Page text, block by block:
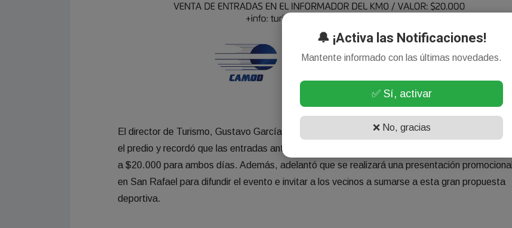
El director de Turismo, Gustavo García, destacó que ya comenzaron las tareas de armado en
el predio y recordó que las entradas anticipadas continúan a la venta en el Informador Turístico
a $20.000 para ambos días. Además, adelantó que se realizará una presentación promocional
en San Rafael para difundir el evento e invitar a los vecinos a sumarse a esta gran propuesta
deportiva.
🔔 ¡Activa las Notificaciones!
Mantente informado con las últimas novedades.
✅ Sí, activar
❌ No, gracias